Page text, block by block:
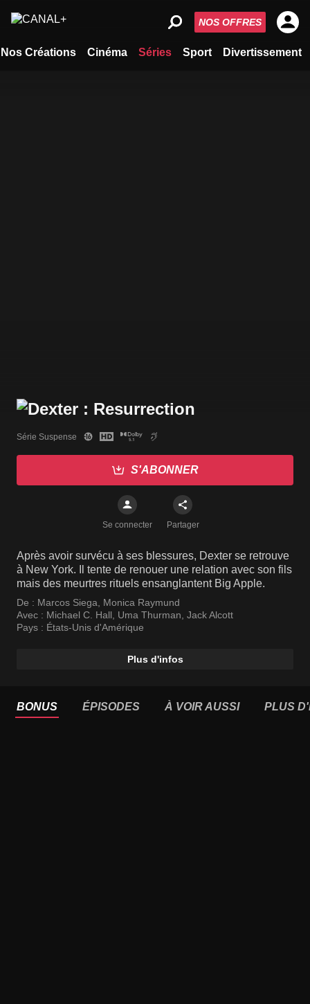
Nos Créations Cinéma Séries Sport Divertissement
NOS OFFRES
Série Suspense
S'ABONNER
Se connecter Partager
Après avoir survécu à ses blessures, Dexter se retrouve
à New York. Il tente de renouer une relation avec son fils
mais des meurtres rituels ensanglantent Big Apple.
De : Marcos Siega, Monica Raymund
Avec : Michael C. Hall, Uma Thurman, Jack Alcott
Pays : États-Unis d'Amérique
Plus d'infos
BONUS ÉPISODES À VOIR AUSSI PLUS